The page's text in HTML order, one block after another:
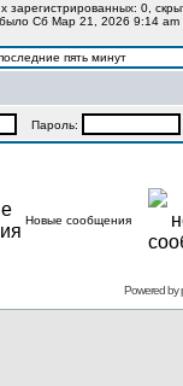
зарегистрированных: 0,
было Сб Мар 21, 2026 9:14 am
пять минут
Пароль:
Новые сообщения
Powered by